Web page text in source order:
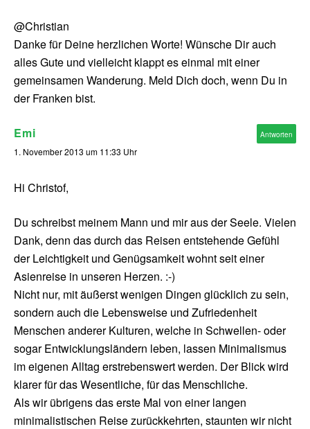
@Christian
Danke für Deine herzlichen Worte! Wünsche Dir auch
alles Gute und vielleicht klappt es einmal mit einer
gemeinsamen Wanderung. Meld Dich doch, wenn Du in
der Franken bist.
Emi
1. November 2013 um 11:33 Uhr
Hi Christof,
Du schreibst meinem Mann und mir aus der Seele. Vielen
Dank, denn das durch das Reisen entstehende Gefühl
der Leichtigkeit und Genügsamkeit wohnt seit einer
Asienreise in unseren Herzen. :-)
Nicht nur, mit äußerst wenigen Dingen glücklich zu sein,
sondern auch die Lebensweise und Zufriedenheit
Menschen anderer Kulturen, welche in Schwellen- oder
sogar Entwicklungsländern leben, lassen Minimalismus
im eigenen Alltag erstrebenswert werden. Der Blick wird
klarer für das Wesentliche, für das Menschliche.
Als wir übrigens das erste Mal von einer langen
minimalistischen Reise zurückkehrten, staunten wir nicht
Antworten